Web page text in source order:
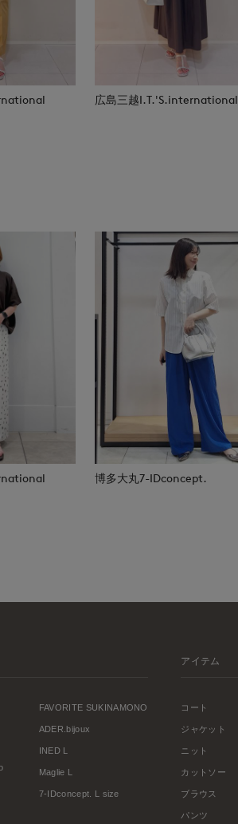
広島三越I.T.'S.international
博多大丸7-IDconcept.
FAVORITE SUKINAMONO
ADER.bijoux
INED L
Maglie L
7-IDconcept. L size
アイテム
コート
ジャケット
ニット
カットソー
ブラウス
パンツ